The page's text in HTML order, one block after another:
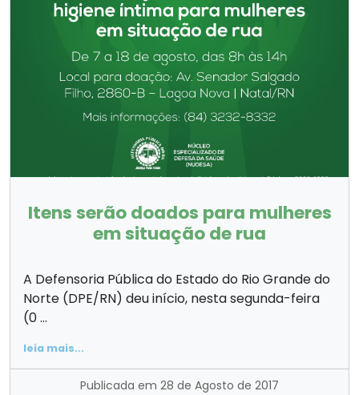
Itens serão doados para mulheres
em situação de rua
A Defensoria Pública do Estado do Rio Grande do
Norte (DPE/RN) deu início, nesta segunda-feira
(0 ...
leia mais...
Publicada em 28 de Agosto de 2017